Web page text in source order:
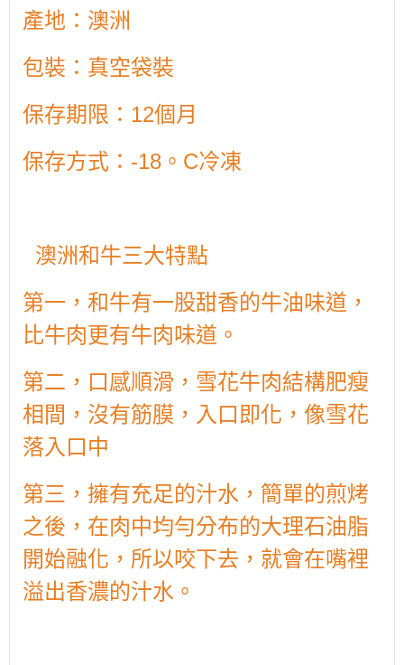
產地：澳洲
包裝：真空袋裝
保存期限：12個月
保存方式：-18。C冷凍
澳洲和牛三大特點
第一，和牛有一股甜香的牛油味道，
比牛肉更有牛肉味道。
第二，口感順滑，雪花牛肉結構肥瘦
相間，沒有筋膜，入口即化，像雪花
落入口中
第三，擁有充足的汁水，簡單的煎烤
之後，在肉中均勻分布的大理石油脂
開始融化，所以咬下去，就會在嘴裡
溢出香濃的汁水。